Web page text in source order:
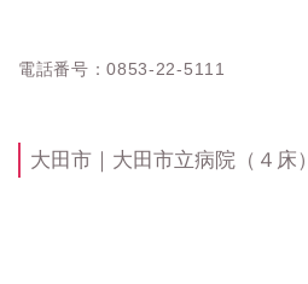
電話番号：0853-22-5111
大田市｜大田市立病院（４床）